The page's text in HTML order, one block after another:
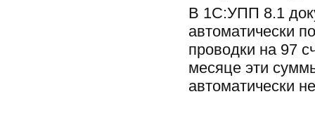
В 1С:УПП 8.1
автоматически
проводки на 97
месяце эти
автоматически